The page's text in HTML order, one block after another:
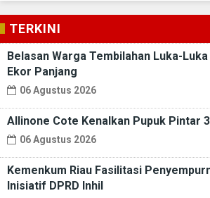
TERKINI
Belasan Warga Tembilahan Luka-
Ekor Panjang
06 Agustus 2026
Allinone Cote Kenalkan Pupuk Pintar
06 Agustus 2026
Kemenkum Riau Fasilitasi
Inisiatif DPRD Inhil